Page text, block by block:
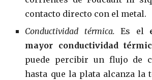
contacto directo con el metal.
Conductividad térmica. Es el
mayor conductividad
puede percibir un flujo de
hasta que la plata alcanza la